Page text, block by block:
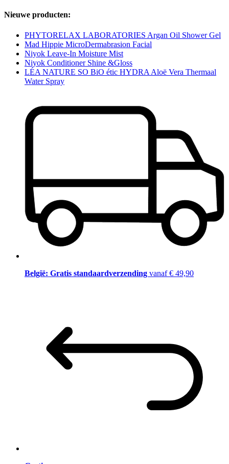
Nieuwe producten:
PHYTORELAX LABORATORIES Argan Oil Shower Gel
Mad Hippie MicroDermabrasion Facial
Niyok Leave-In Moisture Mist
Niyok Conditioner Shine &Gloss
LÉA NATURE SO BiO étic HYDRA Aloë Vera Thermaal
Water Spray
België: Gratis standaardverzending vanaf € 49,90